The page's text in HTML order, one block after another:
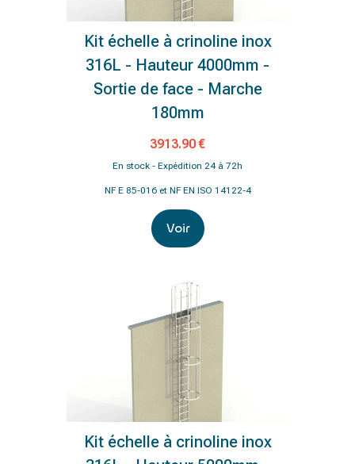
Kit échelle à crinoline inox
316L - Hauteur 4000mm -
Sortie de face - Marche
180mm
3913.90 €
En stock - Expédition 24 à 72h
NF E 85-016 et NF EN ISO 14122-4
Voir
Kit échelle à crinoline inox